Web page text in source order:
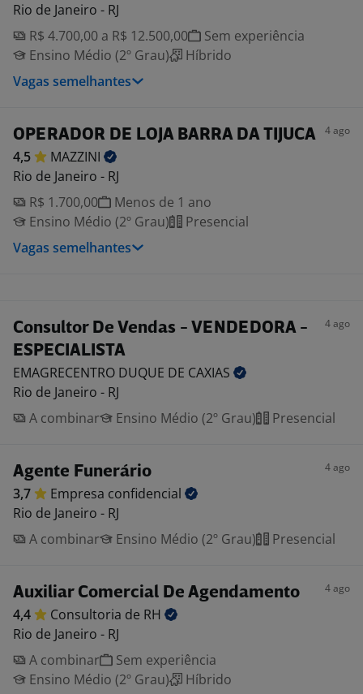
Rio de Janeiro - RJ
R$ 4.700,00 a R$ 12.500,00
Sem experiência
Ensino Médio (2º Grau)
Híbrido
Vagas semelhantes
OPERADOR DE LOJA BARRA DA TIJUCA 4 ago
4,5
MAZZINI
Rio de Janeiro - RJ
R$ 1.700,00
Menos de 1 ano
Ensino Médio (2º Grau)
Presencial
Vagas semelhantes
Consultor De Vendas - VENDEDORA -
ESPECIALISTA
4 ago
EMAGRECENTRO DUQUE DE CAXIAS
Rio de Janeiro - RJ
A combinar
Ensino Médio (2º Grau) Presencial
Agente Funerário 4 ago
3,7 Empresa confidencial
Rio de Janeiro - RJ
A combinar
Ensino Médio (2º Grau) Presencial
Auxiliar Comercial De Agendamento 4 ago
4,4 Consultoria de RH
Rio de Janeiro - RJ
A combinar
Sem experiência
Ensino Médio (2º Grau)
Híbrido